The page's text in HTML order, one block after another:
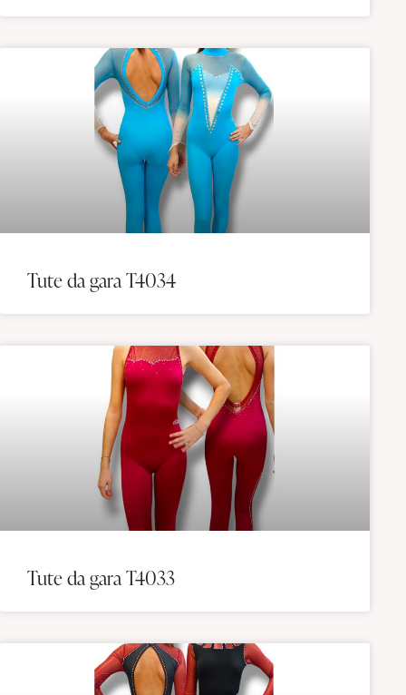
Tute da gara T4034
Tute da gara T4033